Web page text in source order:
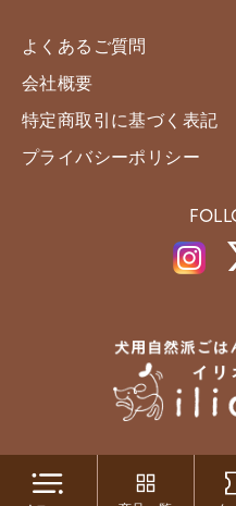
よくあるご質問
会社概要
特定商取引に基づく表記
プライバシーポリシー